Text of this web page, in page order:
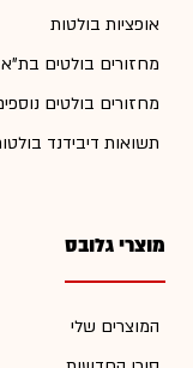
אופציות בולטות
מחזורים בולטים בת"א 125
מחזורים בולטים
תשואות דיבידנד
מוצרי גלובס
המוצרים שלי